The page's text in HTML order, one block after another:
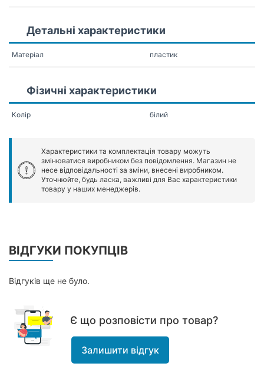
Детальні характеристики
Матеріал пластик
Фізичні характеристики
Колір білий
Характеристики та комплектація товару можуть
змінюватися виробником без повідомлення. Магазин не
несе відповідальності за зміни, внесені виробником.
Уточнюйте, будь ласка, важливі для Вас характеристики
товару у наших менеджерів.
ВІДГУКИ ПОКУПЦІВ
Відгуків ще не було.
Є що розповісти про товар?
Залишити відгук